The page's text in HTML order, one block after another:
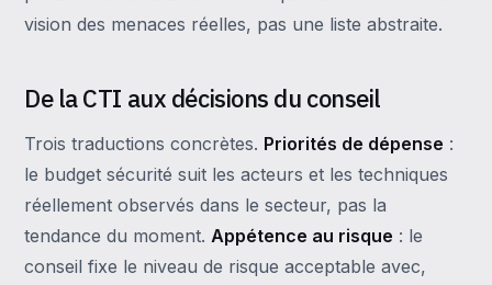
vision des menaces réelles, pas une liste abstraite.
De la CTI aux décisions du conseil
Trois traductions concrètes. Priorités de dépense :
le budget sécurité suit les acteurs et les techniques
réellement observés dans le secteur, pas la
tendance du moment. Appétence au risque : le
conseil fixe le niveau de risque acceptable avec,